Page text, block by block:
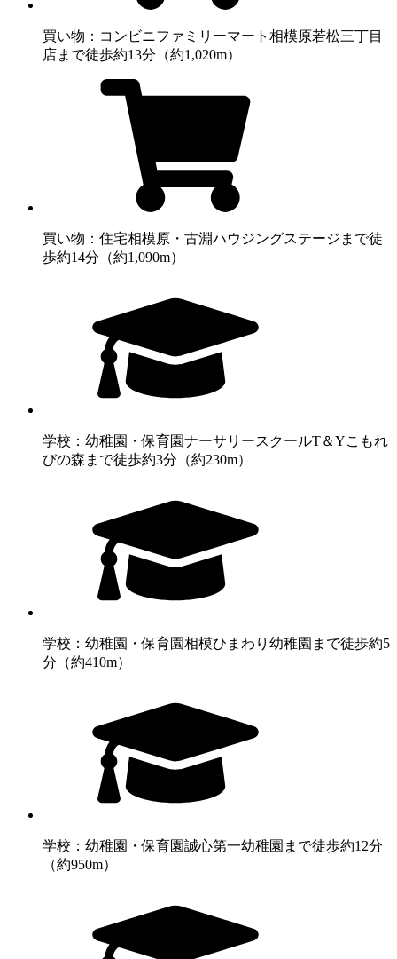
買い物：コンビニファミリーマート相模原若松三丁目
店まで徒歩約13分（約1,020m）
買い物：住宅相模原・古淵ハウジングステージまで徒
歩約14分（約1,090m）
学校：幼稚園・保育園ナーサリースクールT＆Yこもれ
びの森まで徒歩約3分（約230m）
学校：幼稚園・保育園相模ひまわり幼稚園まで徒歩約5
分（約410m）
学校：幼稚園・保育園誠心第一幼稚園まで徒歩約12分
（約950m）